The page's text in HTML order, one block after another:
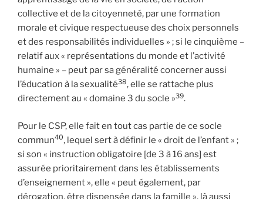
collective et de la citoyenneté, par une formation
morale et civique respectueuse des choix personnels
et des responsabilités individuelles » ; si le cinquième –
relatif aux « représentations du monde et l’activité
humaine » – peut par sa généralité concerner aussi
l’éducation à la sexualité38, elle se rattache plus
directement au « domaine 3 du socle »39.
Pour le CSP, elle fait en tout cas partie de ce socle
commun40, lequel sert à définir le « droit de l’enfant » ;
si son « instruction obligatoire [de 3 à 16 ans] est
assurée prioritairement dans les établissements
d’enseignement », elle « peut également, par
dérogation, être dispensée dans la famille », là aussi